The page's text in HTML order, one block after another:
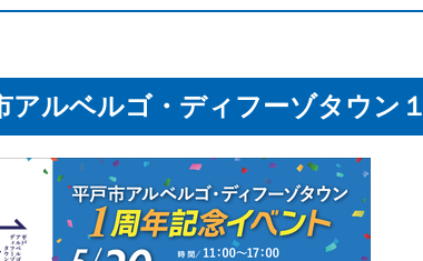
アルベルゴ・ディフーゾタウン